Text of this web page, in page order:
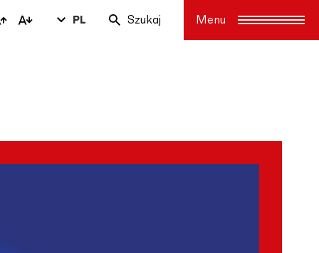
PL Szukaj